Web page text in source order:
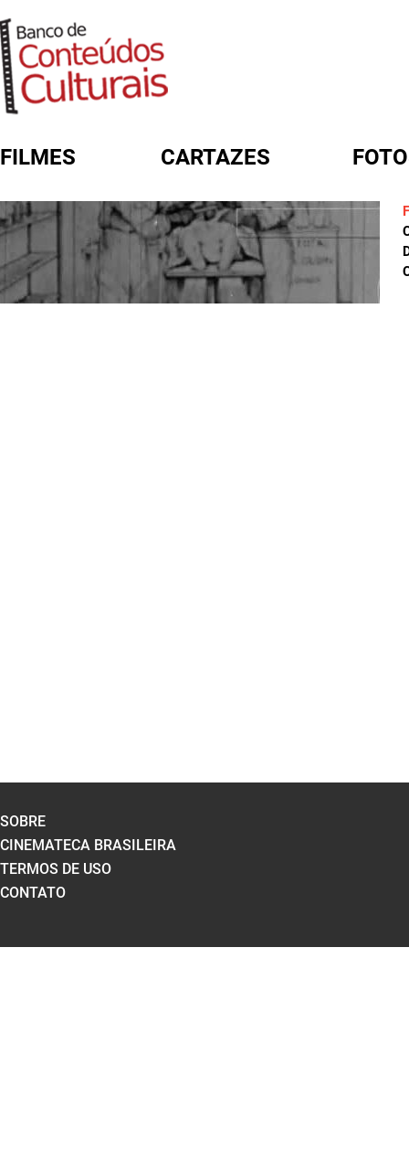
FILMES CARTAZES
FORMULÁRIO DE BUSCA
SOBRE
CINEMATECA BRASILEIRA
TERMOS DE USO
CONTATO